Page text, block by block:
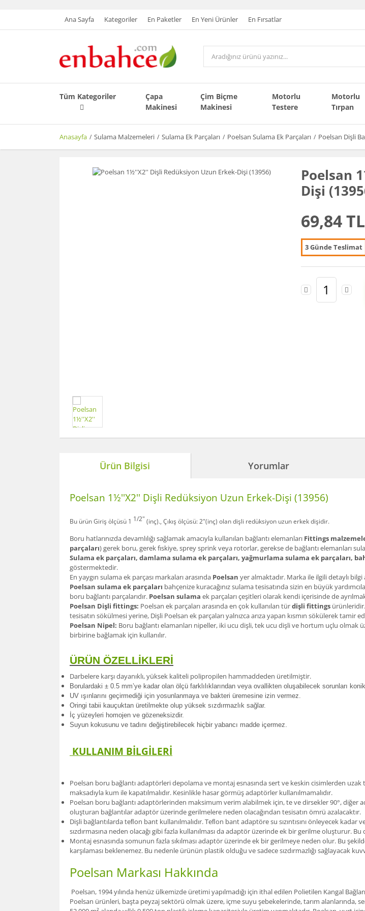
Ana Sayfa Kategoriler En Paketler En Yeni Ürünler En Fırsatlar
Tüm Kategoriler
Çapa
Makinesi
Çim Biçme
Makinesi
Motorlu
Testere
Motorlu
Tırpan
Anasayfa Sulama Malzemeleri Sulama Ek Parçaları Poelsan Sulama Ek Parçaları Poelsan Dişli
Poelsan
Dişi
69,84 TL
3 Günde Teslimat
Ürün Bilgisi Yorumlar
Poelsan 1½''X2'' Dişli Redüksiyon Uzun Erkek-Dişi (13956)
Bu ürün Giriş ölçüsü 1 1/2" (inç)., Çıkış ölçüsü: 2"(inç) olandişli redüksiyon uzun erkek dişidir.
Boru hatlarınızda devamlılığı sağlamak amacıyla kullanılan bağlantı elemanları Fittings
parçaları) gerek boru, gerek fıskiye, sprey sprink veya rotorlar, gerekse de bağlantı elemanları
Sulama ek parçaları, damlama sulama ek parçaları, yağmurlama sulama ek parçaları,
göstermektedir.
En yaygın sulama ek parçası markaları arasında Poelsan yer almaktadır. Marka ile ilgili detaylı
Poelsan sulama ek parçaları bahçenize kuracağınız sulama tesisatında sizin en büyük
boru bağlantı parçalarıdır. Poelsan sulama ek parçaları çeşitleri olarak kendi içerisinde de
Poelsan Dişli fittings: Poelsan ek parçaları arasında en çok kullanılan türdişli fittings
tesisatın sökülmesi yerine, Dişli Poelsan ek parçaları yalnızca arıza yapan kısmın sökülerek tamir
Poelsan Nipel: Boru bağlantı elamanları nipeller, iki ucu dişli, tek ucu dişli ve hortum uçlu olmak
birbirine bağlamak için kullanılır.
ÜRÜN ÖZELLİKLERİ
Darbelere karşı dayanıklı, yüksek kaliteli polipropilen hammaddeden üretilmiştir.
Borulardaki ± 0.5 mm’ye kadar olan ölçü farklılıklarından veya ovallikten oluşabilecek sorunları
UV ışınlarını geçirmediği için yosunlanmaya ve bakteri üremesine izin vermez.
Oringi tabii kauçuktan üretilmekte olup yüksek sızdırmazlık sağlar.
İç yüzeyleri homojen ve gözeneksizdir.
Suyun kokusunu ve tadını değiştirebilecek hiçbir yabancı madde içermez.
KULLANIM BİLGİLERİ
Poelsan boru bağlantı adaptörleri depolama ve montaj esnasında sert ve keskin cisimlerden
maksadıyla kum ile kapatılmalıdır. Kesinlikle hasar görmüş adaptörler kullanılmamalıdır.
Poelsan boru bağlantı adaptörlerinden maksimum verim alabilmek için, te ve dirsekler 90°, diğer
oluşturan bağlantılar adaptör üzerinde gerilmelere neden olacağından tesisatın ömrü azalacaktır.
Dişli bağlantılarda teﬂon bant kullanılmalıdır. Teﬂon bant adaptöre su sızıntısını önleyecek kadar
sızdırmasına neden olacağı gibi fazla kullanılması da adaptör üzerinde ek bir gerilme oluşturur.
Montaj esnasında somunun fazla sıkılması adaptör üzerinde ek bir gerilmeye neden olur. Bu
karşılaması beklenemez. Bu nedenle ürünün plastik olduğu ve sadece sızdırmazlığı sağlayacak
Poelsan Markası Hakkında
Poelsan, 1994 yılında henüz ülkemizde üretimi yapılmadığı için ithal edilen Polietilen Kangal
Poelsan ürünleri, başta peyzaj sektörü olmak üzere, içme suyu şebekelerinde, tarım alanlarında,